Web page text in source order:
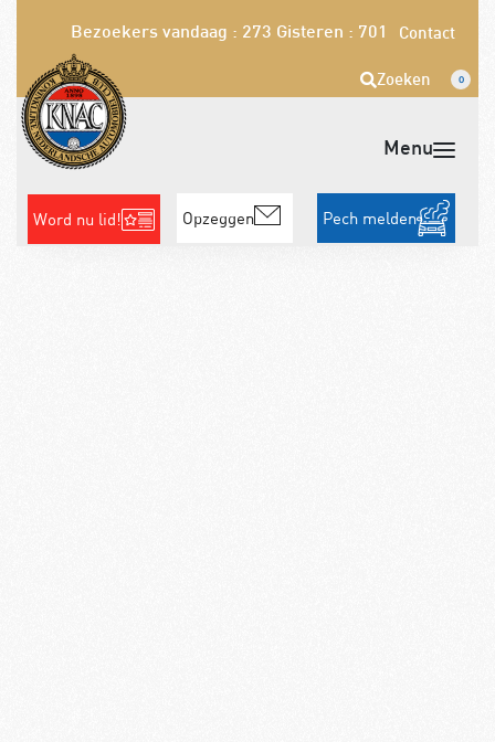
Bezoekers vandaag : 273 Gisteren : 701 Contact
Zoeken 0
Word nu lid! Opzeggen Pech melden